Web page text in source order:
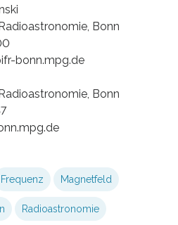
Bonn
bonn.mpg.de
Bonn
Frequenz Magnetfeld
Radioastronomie